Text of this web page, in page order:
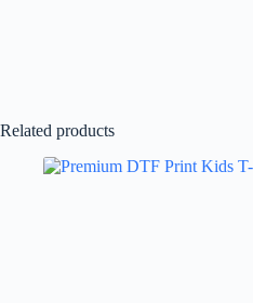
Related products